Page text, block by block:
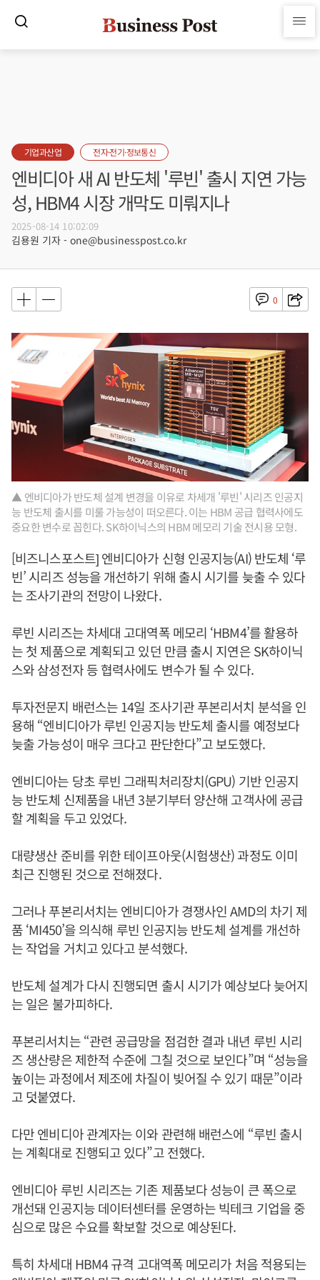
기업과산업 전자·전기·정보통신
엔비디아 새 AI 반도체 '루빈' 출시 지연 가능
성, HBM4 시장 개막도 미뤄지나
2025-08-14 10:02:09
김용원 기자 - one@businesspost.co.kr
0
▲ 엔비디아가 반도체 설계 변경을 이유로 차세개 '루빈' 시리즈 인공지
능 반도체 출시를 미룰 가능성이 떠오른다. 이는 HBM 공급 협력사에도
중요한 변수로 꼽힌다. SK하이닉스의 HBM 메모리 기술 전시용 모형.
[비즈니스포스트] 엔비디아가 신형 인공지능(AI) 반도체 ‘루
빈’ 시리즈 성능을 개선하기 위해 출시 시기를 늦출 수 있다
는 조사기관의 전망이 나왔다.
루빈 시리즈는 차세대 고대역폭 메모리 ‘HBM4’를 활용하
는 첫 제품으로 계획되고 있던 만큼 출시 지연은 SK하이닉
스와 삼성전자 등 협력사에도 변수가 될 수 있다.
투자전문지 배런스는 14일 조사기관 푸본리서치 분석을 인
용해 “엔비디아가 루빈 인공지능 반도체 출시를 예정보다
늦출 가능성이 매우 크다고 판단한다”고 보도했다.
엔비디아는 당초 루빈 그래픽처리장치(GPU) 기반 인공지
능 반도체 신제품을 내년 3분기부터 양산해 고객사에 공급
할 계획을 두고 있었다.
대량생산 준비를 위한 테이프아웃(시험생산) 과정도 이미
최근 진행된 것으로 전해졌다.
그러나 푸본리서치는 엔비디아가 경쟁사인 AMD의 차기 제
품 ‘MI450’을 의식해 루빈 인공지능 반도체 설계를 개선하
는 작업을 거치고 있다고 분석했다.
반도체 설계가 다시 진행되면 출시 시기가 예상보다 늦어지
는 일은 불가피하다.
푸본리서치는 “관련 공급망을 점검한 결과 내년 루빈 시리
즈 생산량은 제한적 수준에 그칠 것으로 보인다”며 “성능을
높이는 과정에서 제조에 차질이 빚어질 수 있기 때문”이라
고 덧붙였다.
다만 엔비디아 관계자는 이와 관련해 배런스에 “루빈 출시
는 계획대로 진행되고 있다”고 전했다.
엔비디아 루빈 시리즈는 기존 제품보다 성능이 큰 폭으로
개선돼 인공지능 데이터센터를 운영하는 빅테크 기업을 중
심으로 많은 수요를 확보할 것으로 예상된다.
특히 차세대 HBM4 규격 고대역폭 메모리가 처음 적용되는